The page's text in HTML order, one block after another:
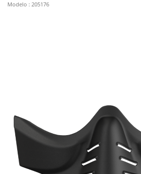
Modelo : 205176